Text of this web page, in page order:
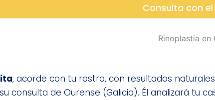
Consulta con
, acorde con tu rostro, con resultados
consulta de Ourense (Galicia). Él analizará tu